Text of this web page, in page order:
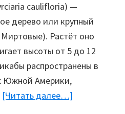
caulifloria) —
дерево или крупный
Растёт оно
высоты от 5 до 12
распространены в
Южной Америки,
[Читать далее…]